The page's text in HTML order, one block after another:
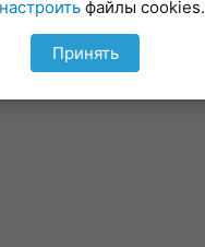
настроить файлы cookies.
Принять